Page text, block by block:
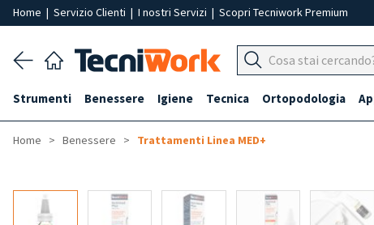
Home | Servizio Clienti | I nostri Servizi | Scopri Tecniwork Premium
Strumenti Benessere Igiene Tecnica Ortopodologia
Home Benessere Trattamenti Linea MED+